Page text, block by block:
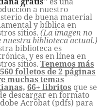
a nuestro
de buena material
y bíblica en
sitios.(La imagen no
nuestra biblioteca actual.)
biblioteca es
y es en línea en
sitios.Tenemos más
folletos de 2 páginas
muchas temas
66+ libritos que se
descargar en formato
Acrobat (pdfs) para